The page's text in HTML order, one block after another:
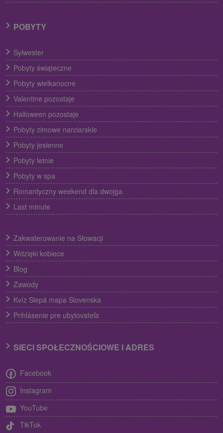
POBYTY
Sylwester
Pobyty świąteczne
Pobyty wielkanocne
Valentine pozostaje
Halloween pozostaje
Pobyty zimowe narciarskie
Pobyty jesienne
Pobyty letnie
Pobyty w spa
Romantyczny weekend dla dwojga
Last minute
Zakwaterowanie na Słowacji
Wdzięki kobiece
Blog
Zawody
Kvíz Slepá mapa Slovenska
Prihlásenie pre ubytovateľa
SIECI SPOŁECZNOŚCIOWE I ADRES
Facebook
Instagram
YouTube
TikTok